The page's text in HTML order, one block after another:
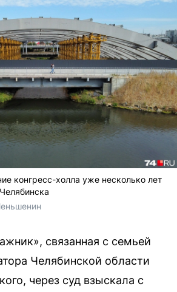
конгресс-холла уже несколько лет
связанная с семьей
Челябинской области
через суд взыскала с